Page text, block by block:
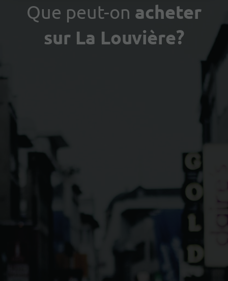
Choisir ma localisation
Que peut-on acheter
sur La Louvière?